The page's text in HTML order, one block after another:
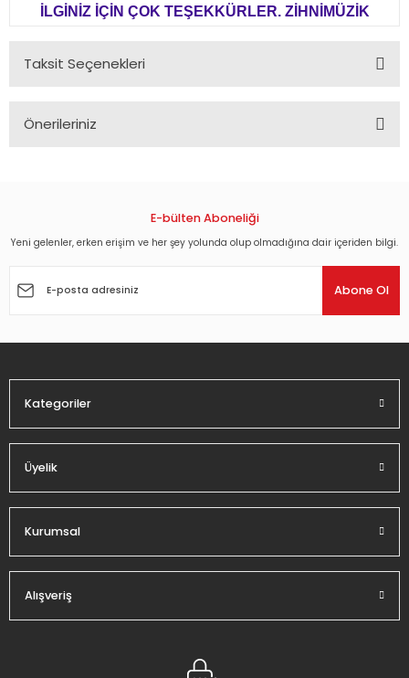
İLGİNİZ İÇİN ÇOK TEŞEKKÜRLER. ZİHNİMÜZİK
Taksit Seçenekleri
Önerileriniz
Görüş ve önerileriniz için teşekkür ederiz.
Ürün açıklamasında eksik bilgiler bulunuyor.
E-bülten Aboneliği
Yeni gelenler, erken erişim ve her şey yolunda olup olmadığına dair içeriden bilgi.
Abone Ol
Kategoriler
Üyelik
Kurumsal
Alışveriş